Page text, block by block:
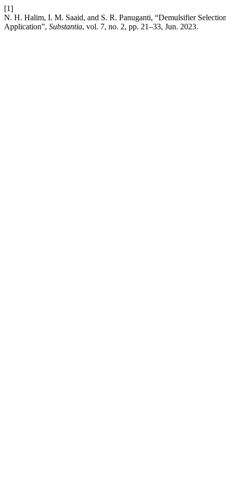
[1]
N. H. Halim, I. M. Saaid, and S. R. Panuganti, “Demulsifier
Application”, Substantia, vol. 7, no. 2, pp. 21–33, Jun. 2023.